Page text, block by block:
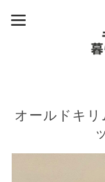
オールドキ